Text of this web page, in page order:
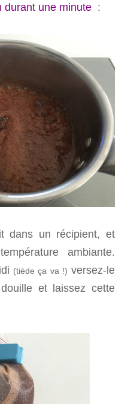
durant une minute :
dans un récipient, et
ambiante.
(tiède ça va !) versez-le
et laissez cette